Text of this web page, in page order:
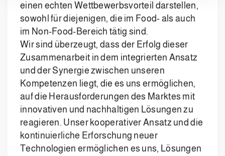
einen echten Wettbewerbsvorteil darstellen,
sowohl für diejenigen, die im Food- als auch
im Non-Food-Bereich tätig sind.
Wir sind überzeugt, dass der Erfolg dieser
Zusammenarbeit in dem integrierten Ansatz
und der Synergie zwischen unseren
Kompetenzen liegt, die es uns ermöglichen,
auf die Herausforderungen des Marktes mit
innovativen und nachhaltigen Lösungen zu
reagieren. Unser kooperativer Ansatz und die
kontinuierliche Erforschung neuer
Technologien ermöglichen es uns, Lösungen